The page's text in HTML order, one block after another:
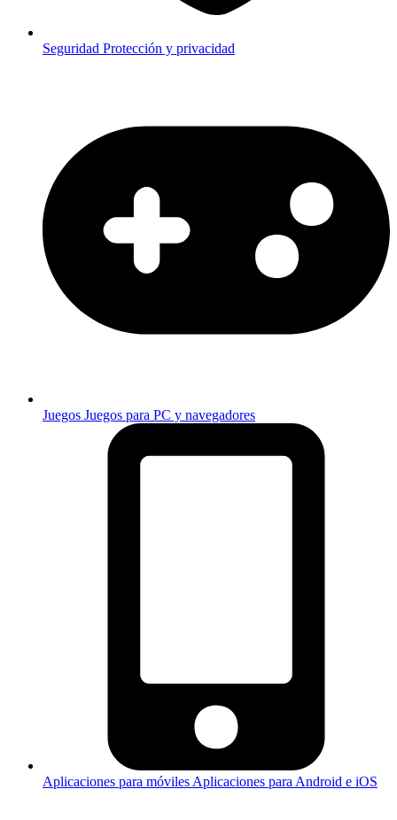
Seguridad Protección y privacidad
Juegos Juegos para PC y navegadores
Aplicaciones para móviles Aplicaciones para Android e iOS